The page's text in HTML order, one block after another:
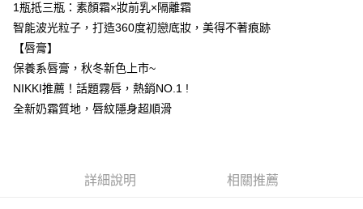
每筆NT$85，滿NT$799(含以上)免運費
每筆NT$85，滿NT$599(含以上)免運費
宅配
每筆NT$85，滿NT$599(含以上)免運費
1瓶抵三瓶：素顏霜×妝前乳×隔離霜
智能波光粒子，打造360度初戀底妝，美得不著痕跡
【唇膏】
保養系唇膏，秋冬新色上市~
NIKKI推薦！話題霧唇，熱銷NO.1 !
全新奶霜質地，唇紋隱身超順滑
詳細說明 相關推薦